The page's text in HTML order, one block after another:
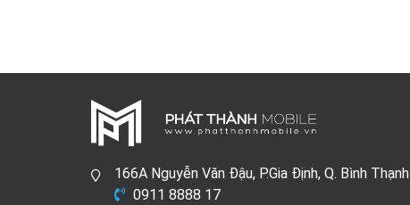
166A Nguyễn Văn Đậu, P.Gia Định, Q. Bình Thạnh
0911 8888 17